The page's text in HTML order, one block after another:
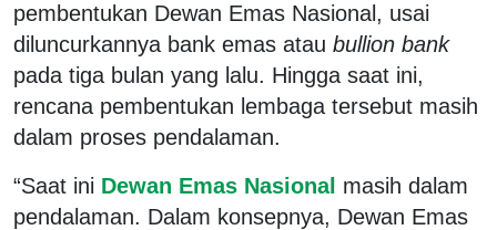
pembentukan Dewan Emas Nasional, usai
diluncurkannya bank emas atau bullion bank
pada tiga bulan yang lalu. Hingga saat ini,
rencana pembentukan lembaga tersebut masih
dalam proses pendalaman.
“Saat ini Dewan Emas Nasional masih dalam
pendalaman. Dalam konsepnya, Dewan Emas